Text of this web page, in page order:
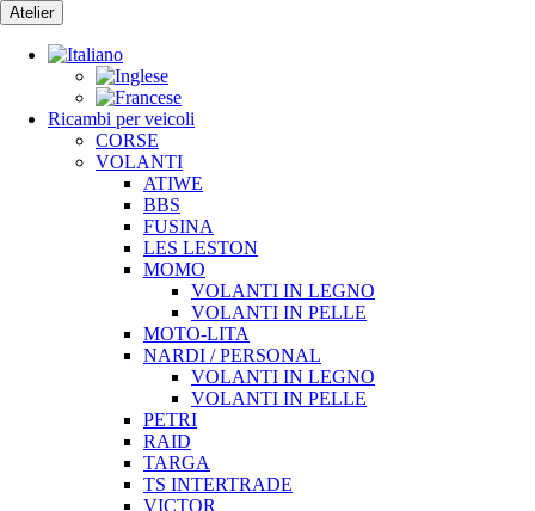
Vai
al
contenuto
Atelier
Ricambi per veicoli
CORSE
VOLANTI
ATIWE
BBS
FUSINA
LES LESTON
MOMO
VOLANTI IN LEGNO
VOLANTI IN PELLE
MOTO-LITA
NARDI / PERSONAL
VOLANTI IN LEGNO
VOLANTI IN PELLE
PETRI
RAID
TARGA
TS INTERTRADE
VICTOR